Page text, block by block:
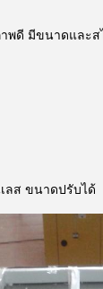
พดี มีขนาดและส
ลส ขนาดปรับได้